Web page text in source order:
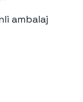
ambalaj